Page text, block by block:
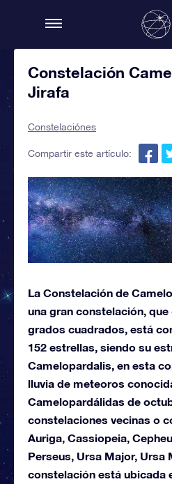
Constelación
Jirafa
Constelaciónes
Compartir este artículo:
La Constelación de
una gran constelación, que
grados cuadrados, está
152 estrellas, siendo su
Camelopardalis, en esta
lluvia de meteoros
Camelopardálidas de
constelaciones vecinas o
Auriga, Cassiopeia,
Perseus, Ursa Major, Ursa
constelación está ubicada